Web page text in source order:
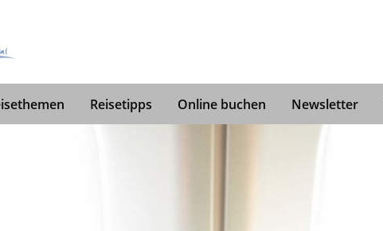
Reisetipps Online buchen Newsletter